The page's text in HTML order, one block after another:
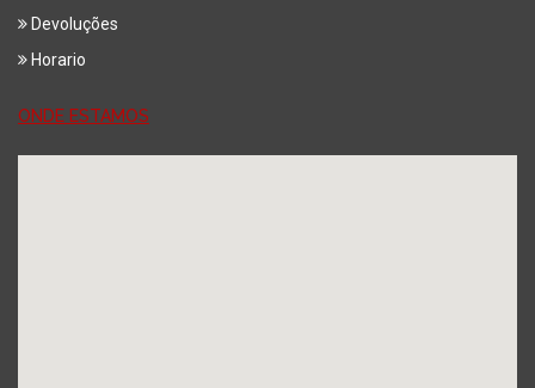
Devoluções
Horario
ONDE ESTAMOS